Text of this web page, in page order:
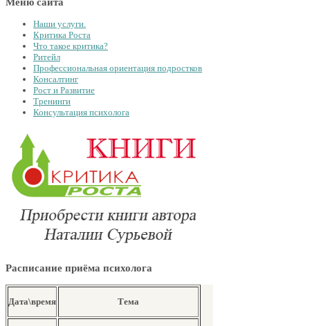
Наши услуги.
Критика Роста
Что такое критика?
Ритейл
Профессиональная ориентация подростков
Консалтинг
Рост и Развитие
Тренинги
Консультация психолога
Расписание приёма психолога
Дата\время Тема